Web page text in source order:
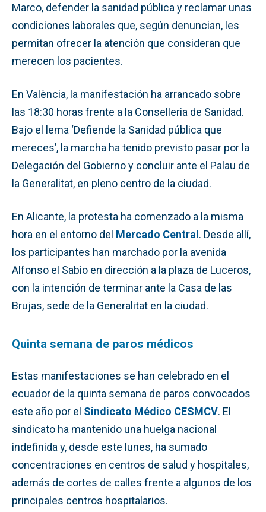
Marco, defender la sanidad pública y reclamar unas
condiciones laborales que, según denuncian, les
permitan ofrecer la atención que consideran que
merecen los pacientes.
En València, la manifestación ha arrancado sobre
las 18:30 horas frente a la Conselleria de Sanidad.
Bajo el lema ‘Defiende la Sanidad pública que
mereces’, la marcha ha tenido previsto pasar por la
Delegación del Gobierno y concluir ante el Palau de
la Generalitat, en pleno centro de la ciudad.
En Alicante, la protesta ha comenzado a la misma
hora en el entorno del Mercado Central. Desde allí,
los participantes han marchado por la avenida
Alfonso el Sabio en dirección a la plaza de Luceros,
con la intención de terminar ante la Casa de las
Brujas, sede de la Generalitat en la ciudad.
Quinta semana de paros médicos
Estas manifestaciones se han celebrado en el
ecuador de la quinta semana de paros convocados
este año por el Sindicato Médico CESMCV. El
sindicato ha mantenido una huelga nacional
indefinida y, desde este lunes, ha sumado
concentraciones en centros de salud y hospitales,
además de cortes de calles frente a algunos de los
principales centros hospitalarios.